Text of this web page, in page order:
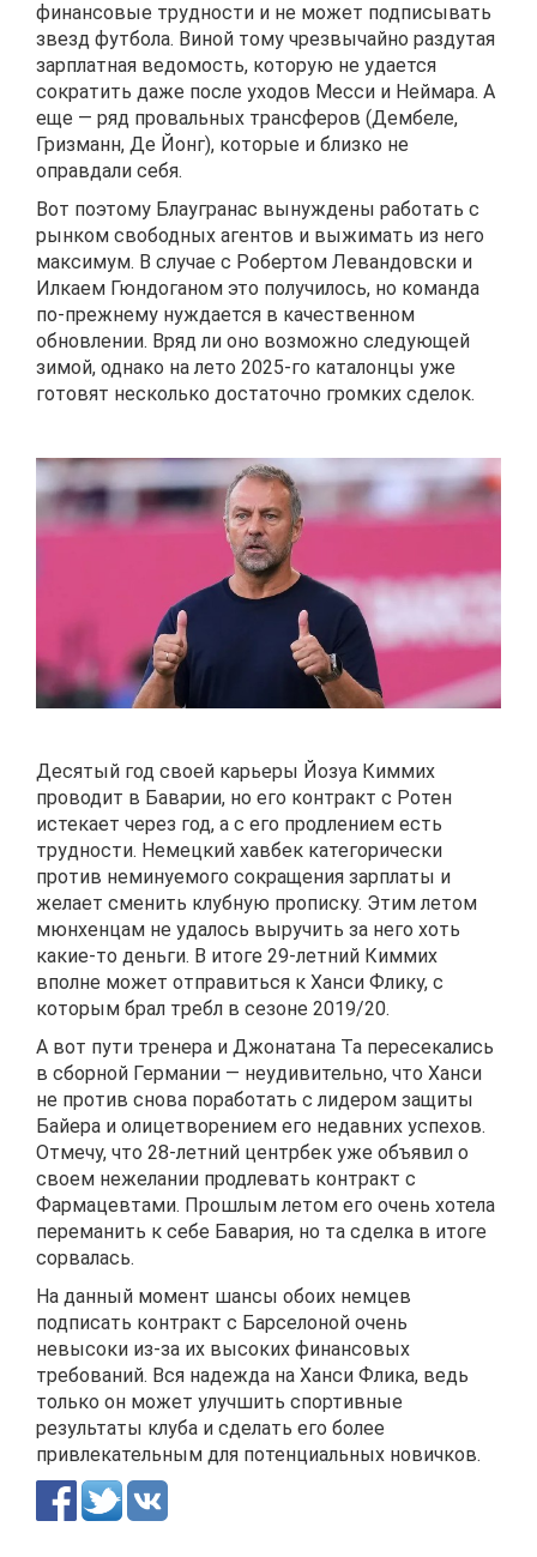
финансовые трудности и не может подписывать
звезд футбола. Виной тому чрезвычайно раздутая
зарплатная ведомость, которую не удается
сократить даже после уходов Месси и Неймара. А
еще — ряд провальных трансферов (Дембеле,
Гризманн, Де Йонг), которые и близко не
оправдали себя.
Вот поэтому Блаугранас вынуждены работать с
рынком свободных агентов и выжимать из него
максимум. В случае с Робертом Левандовски и
Илкаем Гюндоганом это получилось, но команда
по-прежнему нуждается в качественном
обновлении. Вряд ли оно возможно следующей
зимой, однако на лето 2025-го каталонцы уже
готовят несколько достаточно громких сделок.
Десятый год своей карьеры Йозуа Киммих
проводит в Баварии, но его контракт с Ротен
истекает через год, а с его продлением есть
трудности. Немецкий хавбек категорически
против неминуемого сокращения зарплаты и
желает сменить клубную прописку. Этим летом
мюнхенцам не удалось выручить за него хоть
какие-то деньги. В итоге 29-летний Киммих
вполне может отправиться к Ханси Флику, с
которым брал требл в сезоне 2019/20.
А вот пути тренера и Джонатана Та пересекались
в сборной Германии — неудивительно, что Ханси
не против снова поработать с лидером защиты
Байера и олицетворением его недавних успехов.
Отмечу, что 28-летний центрбек уже объявил о
своем нежелании продлевать контракт с
Фармацевтами. Прошлым летом его очень хотела
переманить к себе Бавария, но та сделка в итоге
сорвалась.
На данный момент шансы обоих немцев
подписать контракт с Барселоной очень
невысоки из-за их высоких финансовых
требований. Вся надежда на Ханси Флика, ведь
только он может улучшить спортивные
результаты клуба и сделать его более
привлекательным для потенциальных новичков.